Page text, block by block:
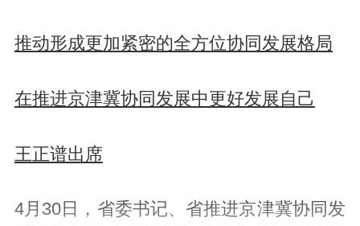
推动形成更加紧密的全方位协同发展格局
在推进京津冀协同发展中更好发展自己
王正谱出席
4月30日，省委书记、省推进京津冀协同发